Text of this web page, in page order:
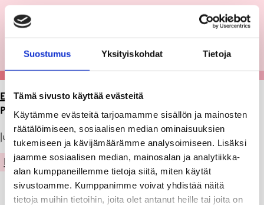
Suostumus Yksityiskohdat Tietoja
Tämä sivusto käyttää evästeitä
Käytämme evästeitä tarjoamamme sisällön ja mainosten
räätälöimiseen, sosiaalisen median ominaisuuksien
tukemiseen ja kävijämäärämme analysoimiseen. Lisäksi
jaamme sosiaalisen median, mainosalan ja analytiikka-
alan kumppaneillemme tietoja siitä, miten käytät
sivustoamme. Kumppanimme voivat yhdistää näitä
tietoja muihin tietoihin, joita olet antanut heille tai joita on
ETUSIVU>ARTIKKELIT>NÄYTTELY GALLERIA
PROMENADESSA 25.5.-30.6.2023
Julkaistu: 23.05.23
KULTTUURI